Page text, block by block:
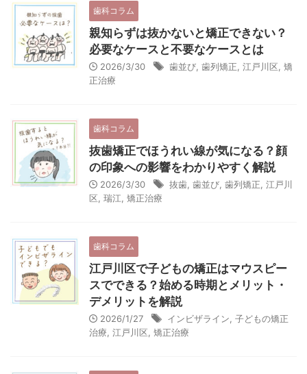
歯科コラム
親知らずは抜かないと矯正できない？
必要なケースと不要なケースとは
2026/3/30 歯並び 歯列矯正 江戸川区 矯
正治療
歯科コラム
抜歯矯正でほうれい線が気になる？顔
の印象への影響をわかりやすく解説
2026/3/30 抜歯 歯並び 歯列矯正 江戸川
区 瑞江 矯正治療
歯科コラム
江戸川区で子どもの矯正はマウスピー
スでできる？始める時期とメリット・
デメリットを解説
2026/1/27 インビザライン 子どもの矯正
治療 江戸川区 矯正治療